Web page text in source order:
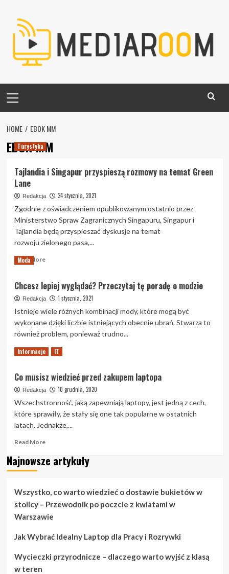
content
Menu
HOME EBOK MM
EBOK MM
Turystyka
Tajlandia i Singapur przyspieszą rozmowy na temat Green
Lane
Redakcja 24 stycznia, 2021
Zgodnie z oświadczeniem opublikowanym ostatnio przez
Ministerstwo Spraw Zagranicznych Singapuru, Singapur i
Tajlandia będą przyspieszać dyskusje na temat
rozwoju zielonego pasa,...
Read MoreRead
Tajlandia
i
przyspieszą
rozmowy
na
Green
Moda
Chcesz lepiej wyglądać? Przeczytaj tę poradę o modzie
Redakcja 1 stycznia, 2021
Istnieje wiele różnych kombinacji mody, które mogą być
wykonane dzięki liczbie istniejących obecnie ubrań. Stwarza to
również problem, ponieważ trudno...
Read MoreRead
more
Chcesz
lepiej
Przeczytaj
tę
poradę
modzie
Informacje IT
Co musisz wiedzieć przed zakupem laptopa
Redakcja 10 grudnia, 2020
Wszechstronność, jaką zapewniają laptopy, jest jedną z cech,
które sprawiły, że stały się one tak popularne w ostatnich
latach. Jednakże,...
Read MoreRead
about
przed
zakupem
laptopa
Najnowsze artykuły
Wszystko, co warto wiedzieć o dostawie bukietów w
stolicy – Przewodnik po poczcie z kwiatami w
Warszawie
Jak Wybrać Idealny Laptop dla Pracy i Rozrywki
Wycieczki przyrodnicze – dlaczego warto wyjść z klasą
w teren